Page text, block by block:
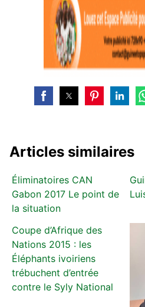
Articles similaires
Éliminatoires CAN
Gabon 2017 Le point de
la situation
Coupe d’Afrique des
Nations 2015 : les
Éléphants ivoiriens
trébuchent d’entrée
contre le Syly National